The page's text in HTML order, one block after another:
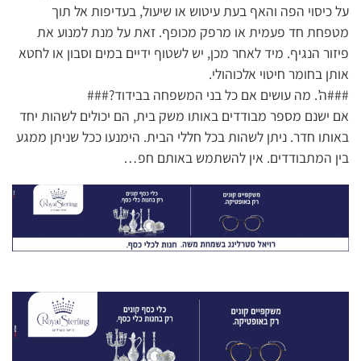
על כיסוי הפה והאף בעת עיטוש או שיעול, בעדיפות אל תוך
מטפחת חד פעמית או מרפק מכופף. זאת על מנת למנוע את
פיזור הנגיף. מיד לאחר מכן, יש לשטוף ידיים במים וסבון או לחטא
אותן בחומר חיטוי אלכוהולי.
###ה’. מה עושים אם כל בני המשפחה בבידוד?###
אם ישנם מספר מבודדים באותו משק בית, הם יכולים לשהות יחד
באותו חדר. ניתן לשהות בכל חללי הבית. הימנעו ככל שניתן ממגע
בין המתבודדים. אין להשתמש באותם חפ…